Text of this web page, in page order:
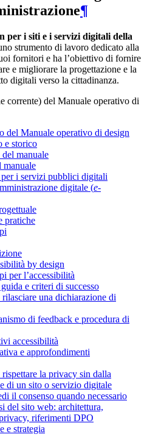
¶
per i siti e i servizi digitali della
strumento di lavoro dedicato alla
fornitori e ha l’obiettivo di fornire
e migliorare la progettazione e la
digitali verso la cittadinanza.
corrente) del Manuale operativo di
del Manuale operativo di design
e storico
manuale
manuale
i servizi pubblici digitali
digitale (e-
pratiche
by design
per l’accessibilità
e criteri di successo
una dichiarazione di
di feedback e procedura di
accessibilità
e approfondimenti
la privacy sin dalla
di un sito o servizio digitale
il consenso quando necessario
del sito web: architettura,
riferimenti DPO
e strategia